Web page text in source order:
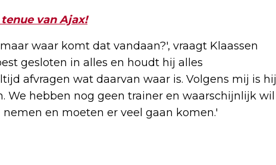
van Ajax!
waar komt dat vandaan?', vraagt Klaassen
gesloten in alles en houdt hij alles
afvragen wat daarvan waar is. Volgens mij is hij
We hebben nog geen trainer en waarschijnlijk wil
en moeten er veel gaan komen.'